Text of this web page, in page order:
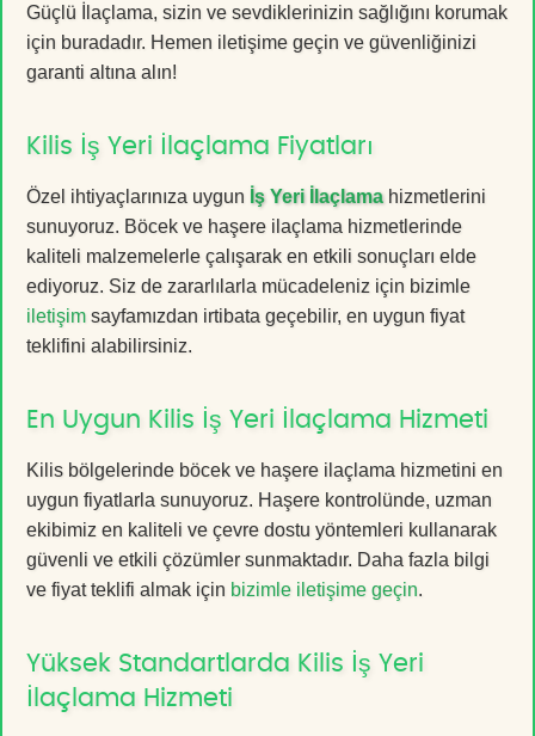
Güçlü İlaçlama, sizin ve sevdiklerinizin sağlığını korumak
için buradadır. Hemen iletişime geçin ve güvenliğinizi
garanti altına alın!
Kilis İş Yeri İlaçlama Fiyatları
Özel ihtiyaçlarınıza uygun İş Yeri İlaçlamahizmetlerini
sunuyoruz. Böcek ve haşere ilaçlama hizmetlerinde
kaliteli malzemelerle çalışarak en etkili sonuçları elde
ediyoruz. Siz de zararlılarla mücadeleniz için bizimle
iletişim sayfamızdan irtibata geçebilir, en uygun fiyat
teklifini alabilirsiniz.
En Uygun Kilis İş Yeri İlaçlama Hizmeti
Kilis bölgelerinde böcek ve haşere ilaçlama hizmetini en
uygun fiyatlarla sunuyoruz. Haşere kontrolünde, uzman
ekibimiz en kaliteli ve çevre dostu yöntemleri kullanarak
güvenli ve etkili çözümler sunmaktadır. Daha fazla bilgi
ve fiyat teklifi almak için bizimle iletişime geçin.
Yüksek Standartlarda Kilis İş Yeri
İlaçlama Hizmeti